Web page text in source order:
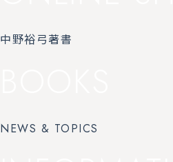
中野裕弓著書
NEWS & TOPICS